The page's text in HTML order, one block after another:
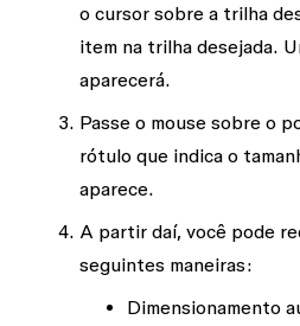
o cursor sobre a trilha
item na trilha desejada.
aparecerá.
Passe o mouse sobre o
rótulo que indica o
aparece.
A partir daí, você pode
seguintes maneiras:
Dimensionamento